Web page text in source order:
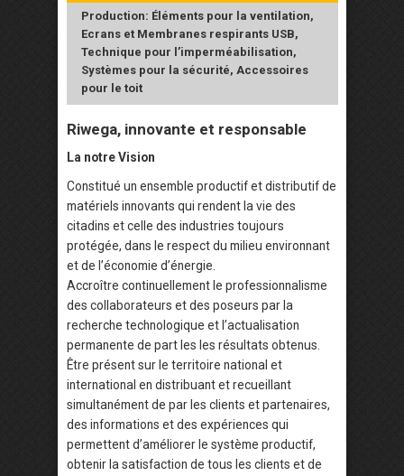
Production: Éléments pour la ventilation,
Ecrans et Membranes respirants USB,
Technique pour l’imperméabilisation,
Systèmes pour la sécurité, Accessoires
pour le toit
Riwega, innovante et responsable
La notre Vision
Constitué un ensemble productif et distributif de
matériels innovants qui rendent la vie des
citadins et celle des industries toujours
protégée, dans le respect du milieu environnant
et de l’économie d’énergie.
Accroître continuellement le professionnalisme
des collaborateurs et des poseurs par la
recherche technologique et l’actualisation
permanente de part les les résultats obtenus.
Être présent sur ​​le territoire national et
international en distribuant et recueillant
simultanément de par les clients et partenaires,
des informations et des expériences qui
permettent d’améliorer le système productif,
obtenir la satisfaction de tous les clients et de